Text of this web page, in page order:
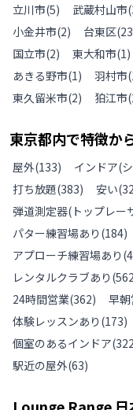
立川市(5) 武蔵村山市(
小金井市(2) 台東区(23
国立市(2) 東大和市(1)
あきる野市(1) 羽村市(
東久留米市(2) 狛江市(
東京都内で特徴か
屋外(133) インドア(
打ち放題(383) 安い(
弾道測定器(トップレー
パター練習場あり (184)
アプローチ練習場あり (
レンタルクラブあり (562
24時間営業(362) 早
体験レッスンあり (173)
個室のあるインドア(322
駅近の屋外(63)
Lounge Range 日